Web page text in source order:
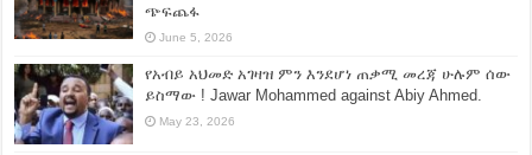
ጭፍጨፋ
June 5, 2026
የአብይ አህመድ አገዛዝ ምን እንደሆነ ጠቃሚ መረጃ ሁሉም ሰው
ይስማው ! Jawar Mohammed against Abiy Ahmed.
May 23, 2026